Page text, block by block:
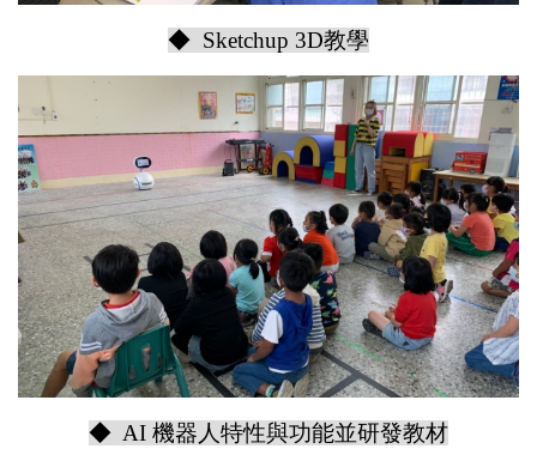
◆ Sketchup 3D教學
◆ AI 機器人特性與功能並研發教材